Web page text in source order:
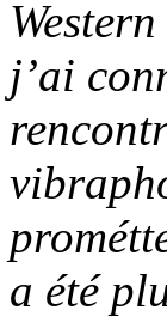
j’ai
a été